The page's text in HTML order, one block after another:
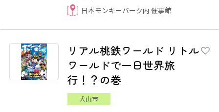
日本モンキーパーク内 催事館
リアル桃鉄ワールド リトル
ワールドで一日世界旅
行！？の巻
犬山市